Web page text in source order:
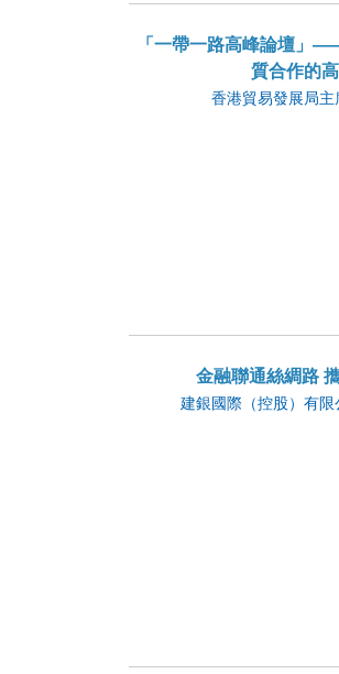
「一帶一路高峰論壇」
質合作的
香港貿易發展局
金融聯通絲綢路
建銀國際（控股）有